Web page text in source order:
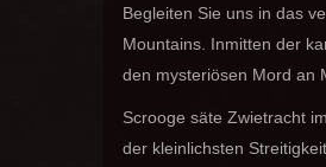
Begleiten Sie uns in das
Mountains. Inmitten der
den mysteriösen Mord an
Scrooge säte Zwietracht
der kleinlichsten